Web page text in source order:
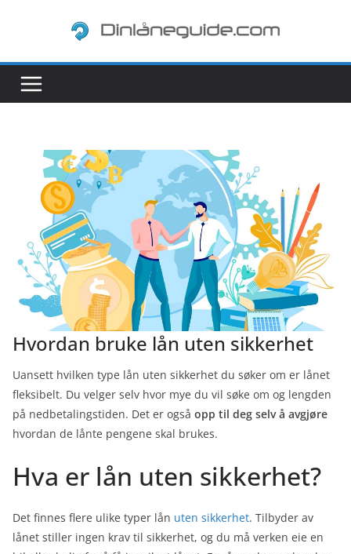
Hvordan bruke lån uten sikkerhet
Uansett hvilken type lån uten sikkerhet du søker om er lånet
fleksibelt. Du velger selv hvor mye du vil søke om og lengden
på nedbetalingstiden. Det er også opp til deg selv å avgjøre
hvordan de lånte pengene skal brukes.
Hva er lån uten sikkerhet?
Det finnes flere ulike typer lån uten sikkerhet. Tilbyder av
lånet stiller ingen krav til sikkerhet, og du må verken eie en